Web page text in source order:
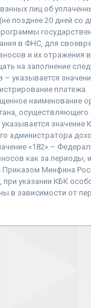
лиц об
позднее 20 дней со
в ФНС, для
и их отражения
на заполнение
указывается
платежа.
наименование
значение
администратора
«182» –
как за периоды,
Минфина
указании КБК
в зависимости от